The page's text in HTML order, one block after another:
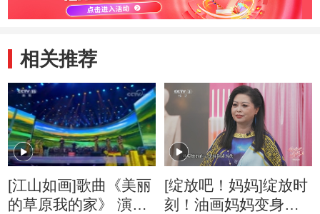
相关推荐
[江山如画]歌曲《美丽
的草原我的家》 演
[绽放吧！妈妈]绽放时
刻！油画妈妈变身艺